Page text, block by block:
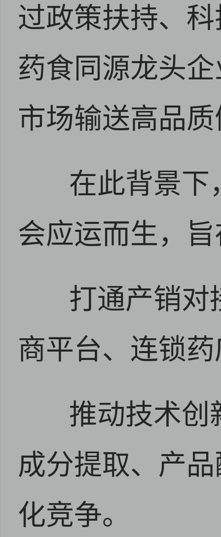
过政策扶持、
药食同源龙头
市场输送高品
在此背景
会应运而生，
打通产销对
商平台、连锁
推动技术创
成分提取、产
化竞争。